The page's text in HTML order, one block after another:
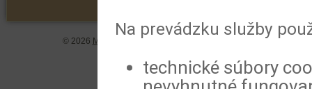
© 2026 MeDitorial | ISSN 1804-0802 | Zásady
Na prevádzku služby
technické súbory